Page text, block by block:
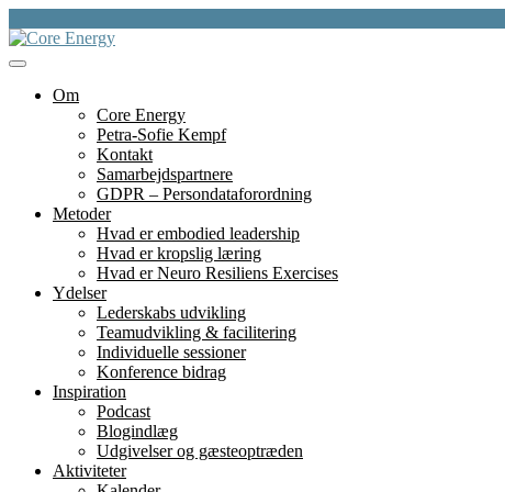
to
content
Core Energy
Om
Core Energy
Petra-Sofie Kempf
Kontakt
Samarbejdspartnere
GDPR – Persondataforordning
Metoder
Hvad er embodied leadership
Hvad er kropslig læring
Hvad er Neuro Resiliens Exercises
Ydelser
Lederskabs udvikling
Teamudvikling & facilitering
Individuelle sessioner
Konference bidrag
Inspiration
Podcast
Blogindlæg
Udgivelser og gæsteoptræden
Aktiviteter